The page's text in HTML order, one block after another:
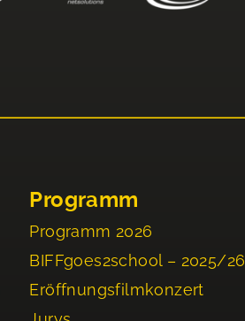
Programm
Programm 2026
BIFFgoes2school – 2025/26
Eröffnungsfilmkonzert